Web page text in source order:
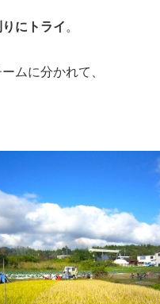
にトライ 。
ムに分かれて、